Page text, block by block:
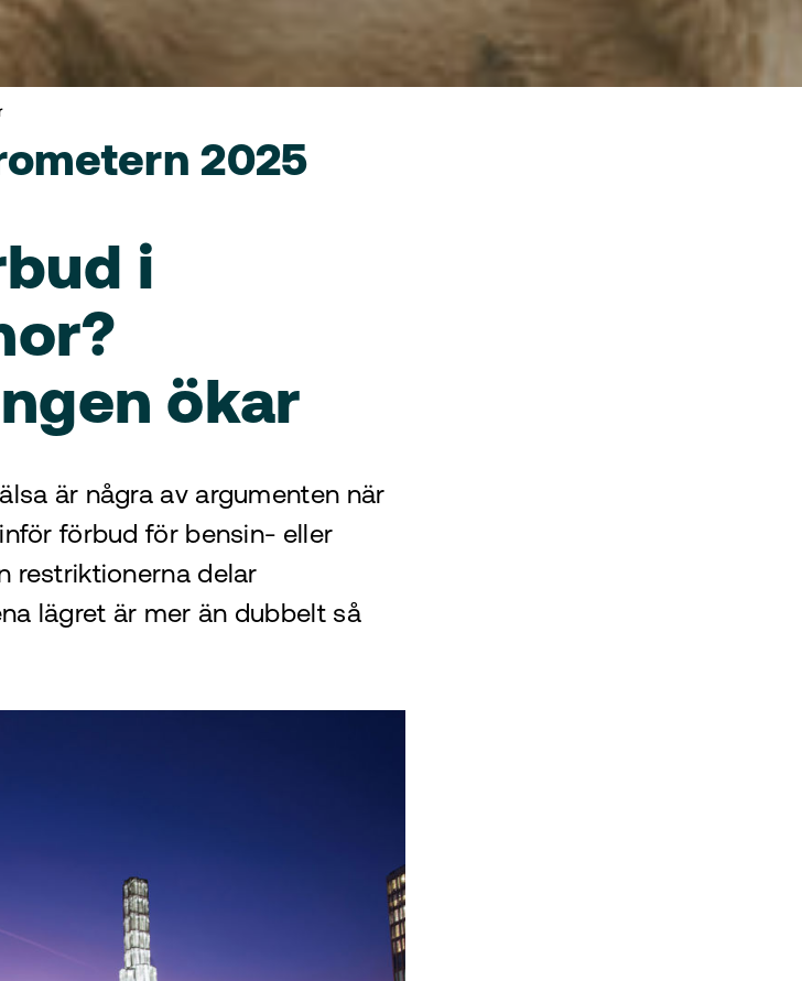
2025
i
ökar
är några av argumenten när
förbud för bensin- eller
restriktionerna delar
lägret är mer än dubbelt så